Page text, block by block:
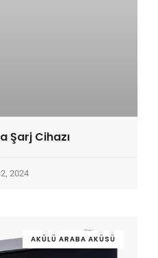
Şarj Cihazı
2024
AKÜLÜ ARABA AKÜSÜ